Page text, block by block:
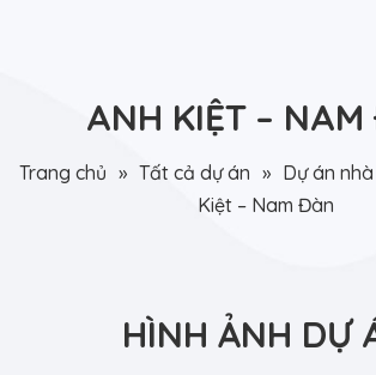
ANH KIỆT –
Trang chủ » Tất cả dự án » Dự án
Kiệt – Nam Đàn
HÌNH ẢNH DỰ